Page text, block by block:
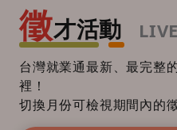
徵才活動
台灣就業通最新、最完整
裡！
切換月份可檢視期間內的